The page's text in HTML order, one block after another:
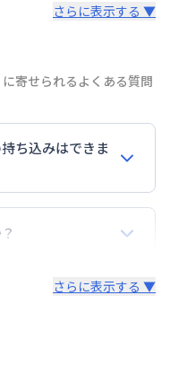
以内
さらに表示する ▼
寄せられるよくある質問
ち込みはできま
え付けの家具・家電
を負いかねます。
や家電はご退去時に
さらに表示する ▼